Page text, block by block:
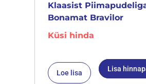
Klaasist
Bonamat Bravilor
Küsi hinda
Loe lisa Lisa